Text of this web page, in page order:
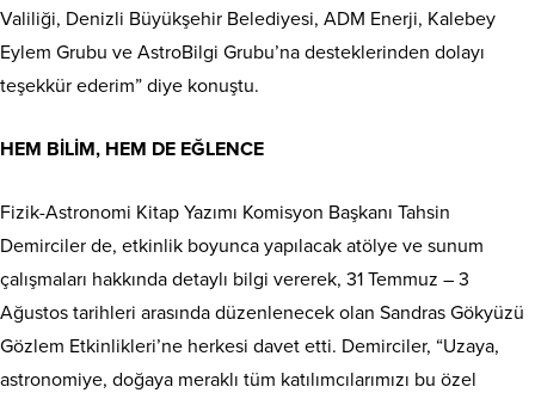
Valiliği, Denizli Büyükşehir Belediyesi, ADM Enerji, Kalebey
Eylem Grubu ve AstroBilgi Grubu’na desteklerinden dolayı
teşekkür ederim” diye konuştu.
HEM BİLİM, HEM DE EĞLENCE
Fizik-Astronomi Kitap Yazımı Komisyon Başkanı Tahsin
Demirciler de, etkinlik boyunca yapılacak atölye ve sunum
çalışmaları hakkında detaylı bilgi vererek, 31 Temmuz – 3
Ağustos tarihleri arasında düzenlenecek olan Sandras Gökyüzü
Gözlem Etkinlikleri’ne herkesi davet etti. Demirciler, “Uzaya,
astronomiye, doğaya meraklı tüm katılımcılarımızı bu özel